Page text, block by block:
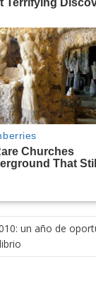
un año de